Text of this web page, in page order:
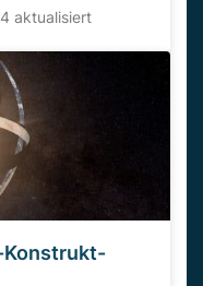
aktualisiert
Konstrukt-